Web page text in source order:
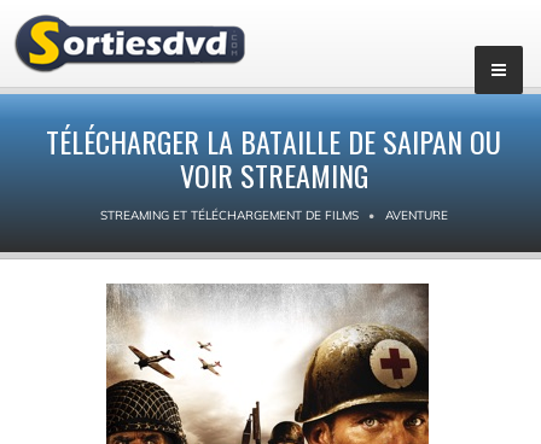
TÉLÉCHARGER LA BATAILLE DE SAIPAN OU
VOIR STREAMING
STREAMING ET TÉLÉCHARGEMENT DE FILMS AVENTURE